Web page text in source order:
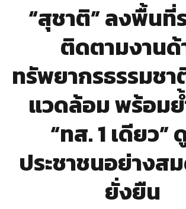
“สุชาติ” ลงพื้นที่
ติดตามงานด้
ทรัพยากรธรรมชา
แวดล้อม พร้อม
“ทส. 1 เดียว”
ประชาชนอย่างส
ยั่งยืน